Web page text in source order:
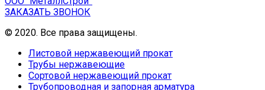
ЗАКАЗАТЬ ЗВОНОК
© 2020. Все права защищены.
Листовой нержавеющий прокат
Трубы нержавеющие
Сортовой нержавеющий прокат
Трубопроводная и запорная арматура